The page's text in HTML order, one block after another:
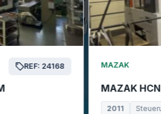
MAZAK
MAZAK HCN-6000 II
Steuerung Mazatrol